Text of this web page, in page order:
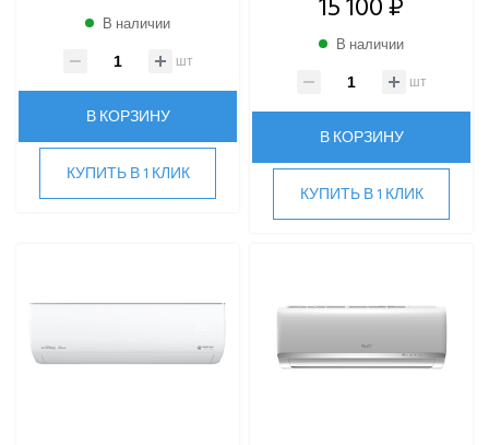
В наличии
шт
В КОРЗИНУ
КУПИТЬ В 1 КЛИК
В наличии
шт
В КОРЗИНУ
КУПИТЬ В 1 КЛИК